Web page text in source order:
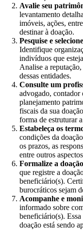
Avalie seu
levantamento
imóveis, ações,
destinar à doação.
Pesquise e
Identifique
indivíduos que
Analise a
dessas entidades.
Consulte um
advogado, contador
planejamento
fiscais da sua
forma de estruturar
Estabeleça os
condições da
os prazos, as
entre outros
Formalize a
que registre a
beneficiário(s).
burocráticos sejam
Acompanhe e
informado sobre
beneficiário(s). Essa
doação está sendo